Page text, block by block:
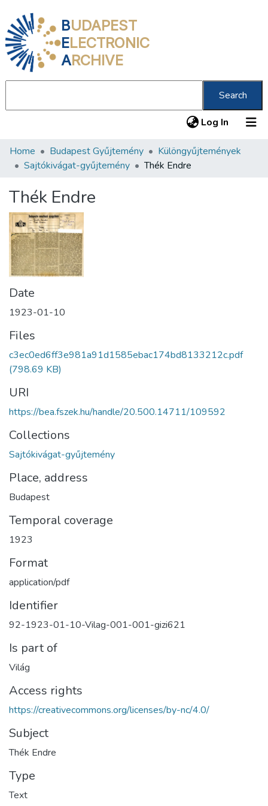
BUDAPEST
ELECTRONIC
ARCHIVE
Search
Log In (current)
Communities & Collections
Statistics
About us
Home Budapest Gyűjtemény
Különgyűjtemények
Sajtókivágat-gyűjtemény
Thék Endre
Thék Endre
Date
1923-01-10
Files
c3ec0ed6ff3e981a91d1585ebac174bd8133212c.pdf
(798.69 KB)
URI
https://bea.fszek.hu/handle/20.500.14711/109592
Collections
Sajtókivágat-gyűjtemény
Place, address
Budapest
Temporal coverage
1923
Format
application/pdf
Identifier
92-1923-01-10-Vilag-001-001-gizi621
Is part of
Világ
Access rights
https://creativecommons.org/licenses/by-nc/4.0/
Subject
Thék Endre
Type
Text